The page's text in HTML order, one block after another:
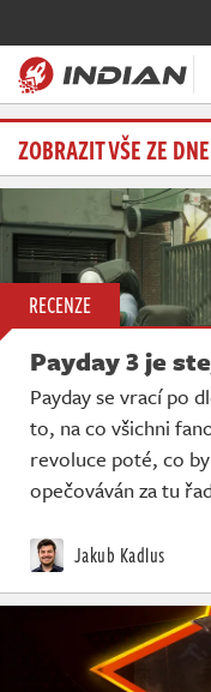
Magazín
Videa
Soutěže
Databáze
Komunita
Redakce
Živě
ZOBRAZIT VŠE ZE
RECENZE
Payday 3 je
Payday se vrací po
to, na co všichni
revoluce poté, co
opečováván za tu
Jakub Kadlus